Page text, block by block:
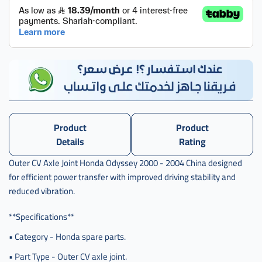
عكس
خارجي
اوديسي
صيني
راس
عكس
خارجي
اودسي
c-
44014-
s0x-
a00
Product
Details
Product
Rating
Outer CV Axle Joint Honda Odyssey 2000 - 2004 China designed
for efficient power transfer with improved driving stability and
reduced vibration.
**Specifications**
• Category - Honda spare parts.
• Part Type - Outer CV axle joint.